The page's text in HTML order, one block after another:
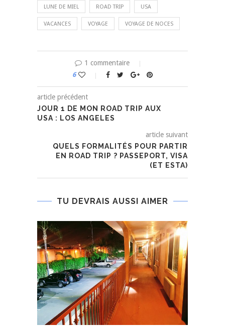
LUNE DE MIEL ROAD TRIP USA
VACANCES VOYAGE VOYAGE DE NOCES
1 commentaire
6
article précédent
JOUR 1 DE MON ROAD TRIP AUX
USA : LOS ANGELES
article suivant
QUELS FORMALITÉS POUR PARTIR
EN ROAD TRIP ? PASSEPORT, VISA
(ET ESTA)
TU DEVRAIS AUSSI AIMER